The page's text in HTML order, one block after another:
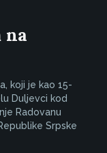
na
koji je kao 15-
Duljevci kod
Radovanu
Srpske